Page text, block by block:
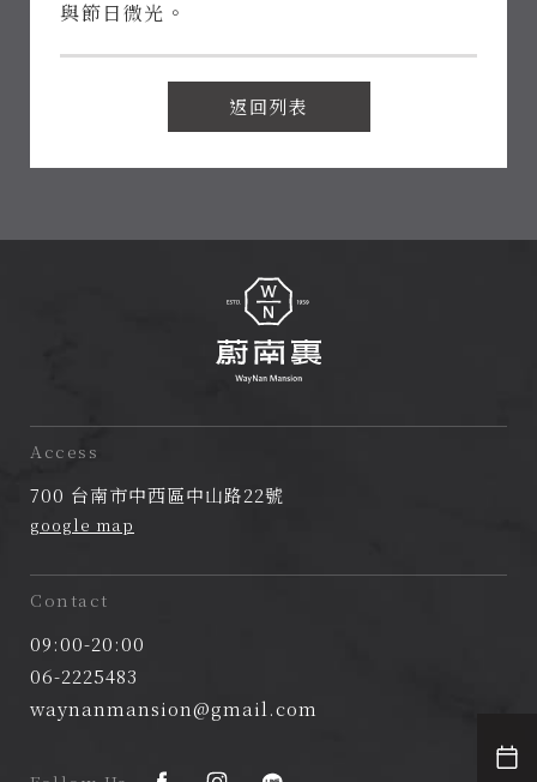
2225483
與節日微光。
返回列表
南
民
Access
700 台南市中西區中山路22號
google map
Contact
09:00-20:00
06-2225483
waynanmansion@gmail.com